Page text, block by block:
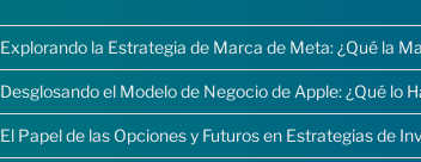
Explorando la Estrategia de Marca de Meta: ¿Qué la
Desglosando el Modelo de Negocio de Apple: ¿Qué lo
El Papel de las Opciones y Futuros en Estrategias de